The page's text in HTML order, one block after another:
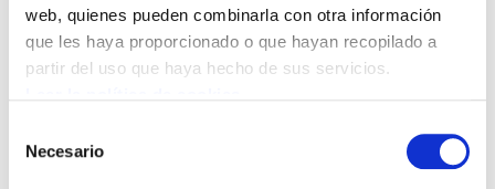
web, quienes pueden combinarla con otra información
que les haya proporcionado o que hayan recopilado a
partir del uso que haya hecho de sus servicios.
Necesario
decidir. Representantes de 123 empresas,
los kilometros que distan entre Iruñea y
Durango, se han concentrado en la Plaza
de apoyo a Gure Esku Dago.